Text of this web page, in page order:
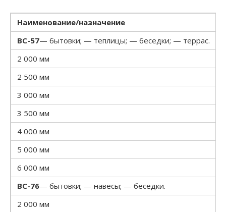
Наименование/назначение
ВС-57— бытовки; — теплицы; — беседки; — террас.
2 000 мм
2 500 мм
3 000 мм
3 500 мм
4 000 мм
5 000 мм
6 000 мм
ВС-76— бытовки; — навесы; — беседки.
2 000 мм